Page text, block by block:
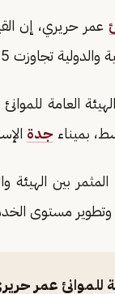
عمر حريري، إن
تجاوزت 25 مليار ريال.
العامة
بميناء جدة
بين الهيئة
وتطوير مستوى
للموانئ عمر